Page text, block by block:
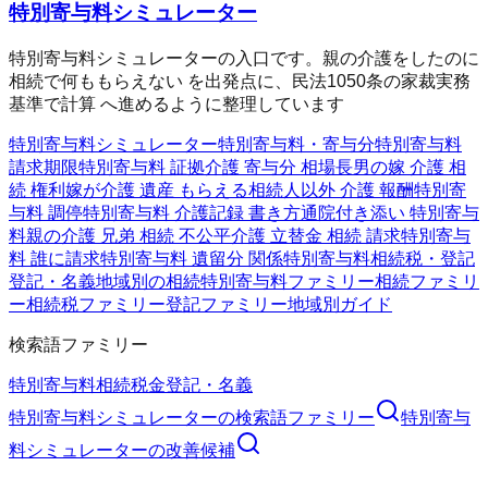
特別寄与料シミュレーター
特別寄与料シミュレーターの入口です。親の介護をしたのに
相続で何ももらえない を出発点に、民法1050条の家裁実務
基準で計算 へ進めるように整理しています
特別寄与料シミュレーター特別寄与料・寄与分特別寄与料
請求期限特別寄与料 証拠介護 寄与分 相場長男の嫁 介護 相
続 権利 嫁が介護 遺産 もらえる相続人以外 介護 報酬特別寄
与料 調停特別寄与料 介護記録 書き方通院付き添い 特別寄与
料親の介護 兄弟 相続 不公平介護 立替金 相続 請求特別寄与
料 誰に請求特別寄与料 遺留分 関係特別寄与料相続税・登記
登記・名義地域別の相続特別寄与料ファミリー相続ファミリ
ー相続税ファミリー登記ファミリー地域別ガイド
検索語ファミリー
特別寄与料相続税金登記・名義
特別寄与料シミュレーターの検索語ファミリー
特別寄与
料シミュレーターの改善候補